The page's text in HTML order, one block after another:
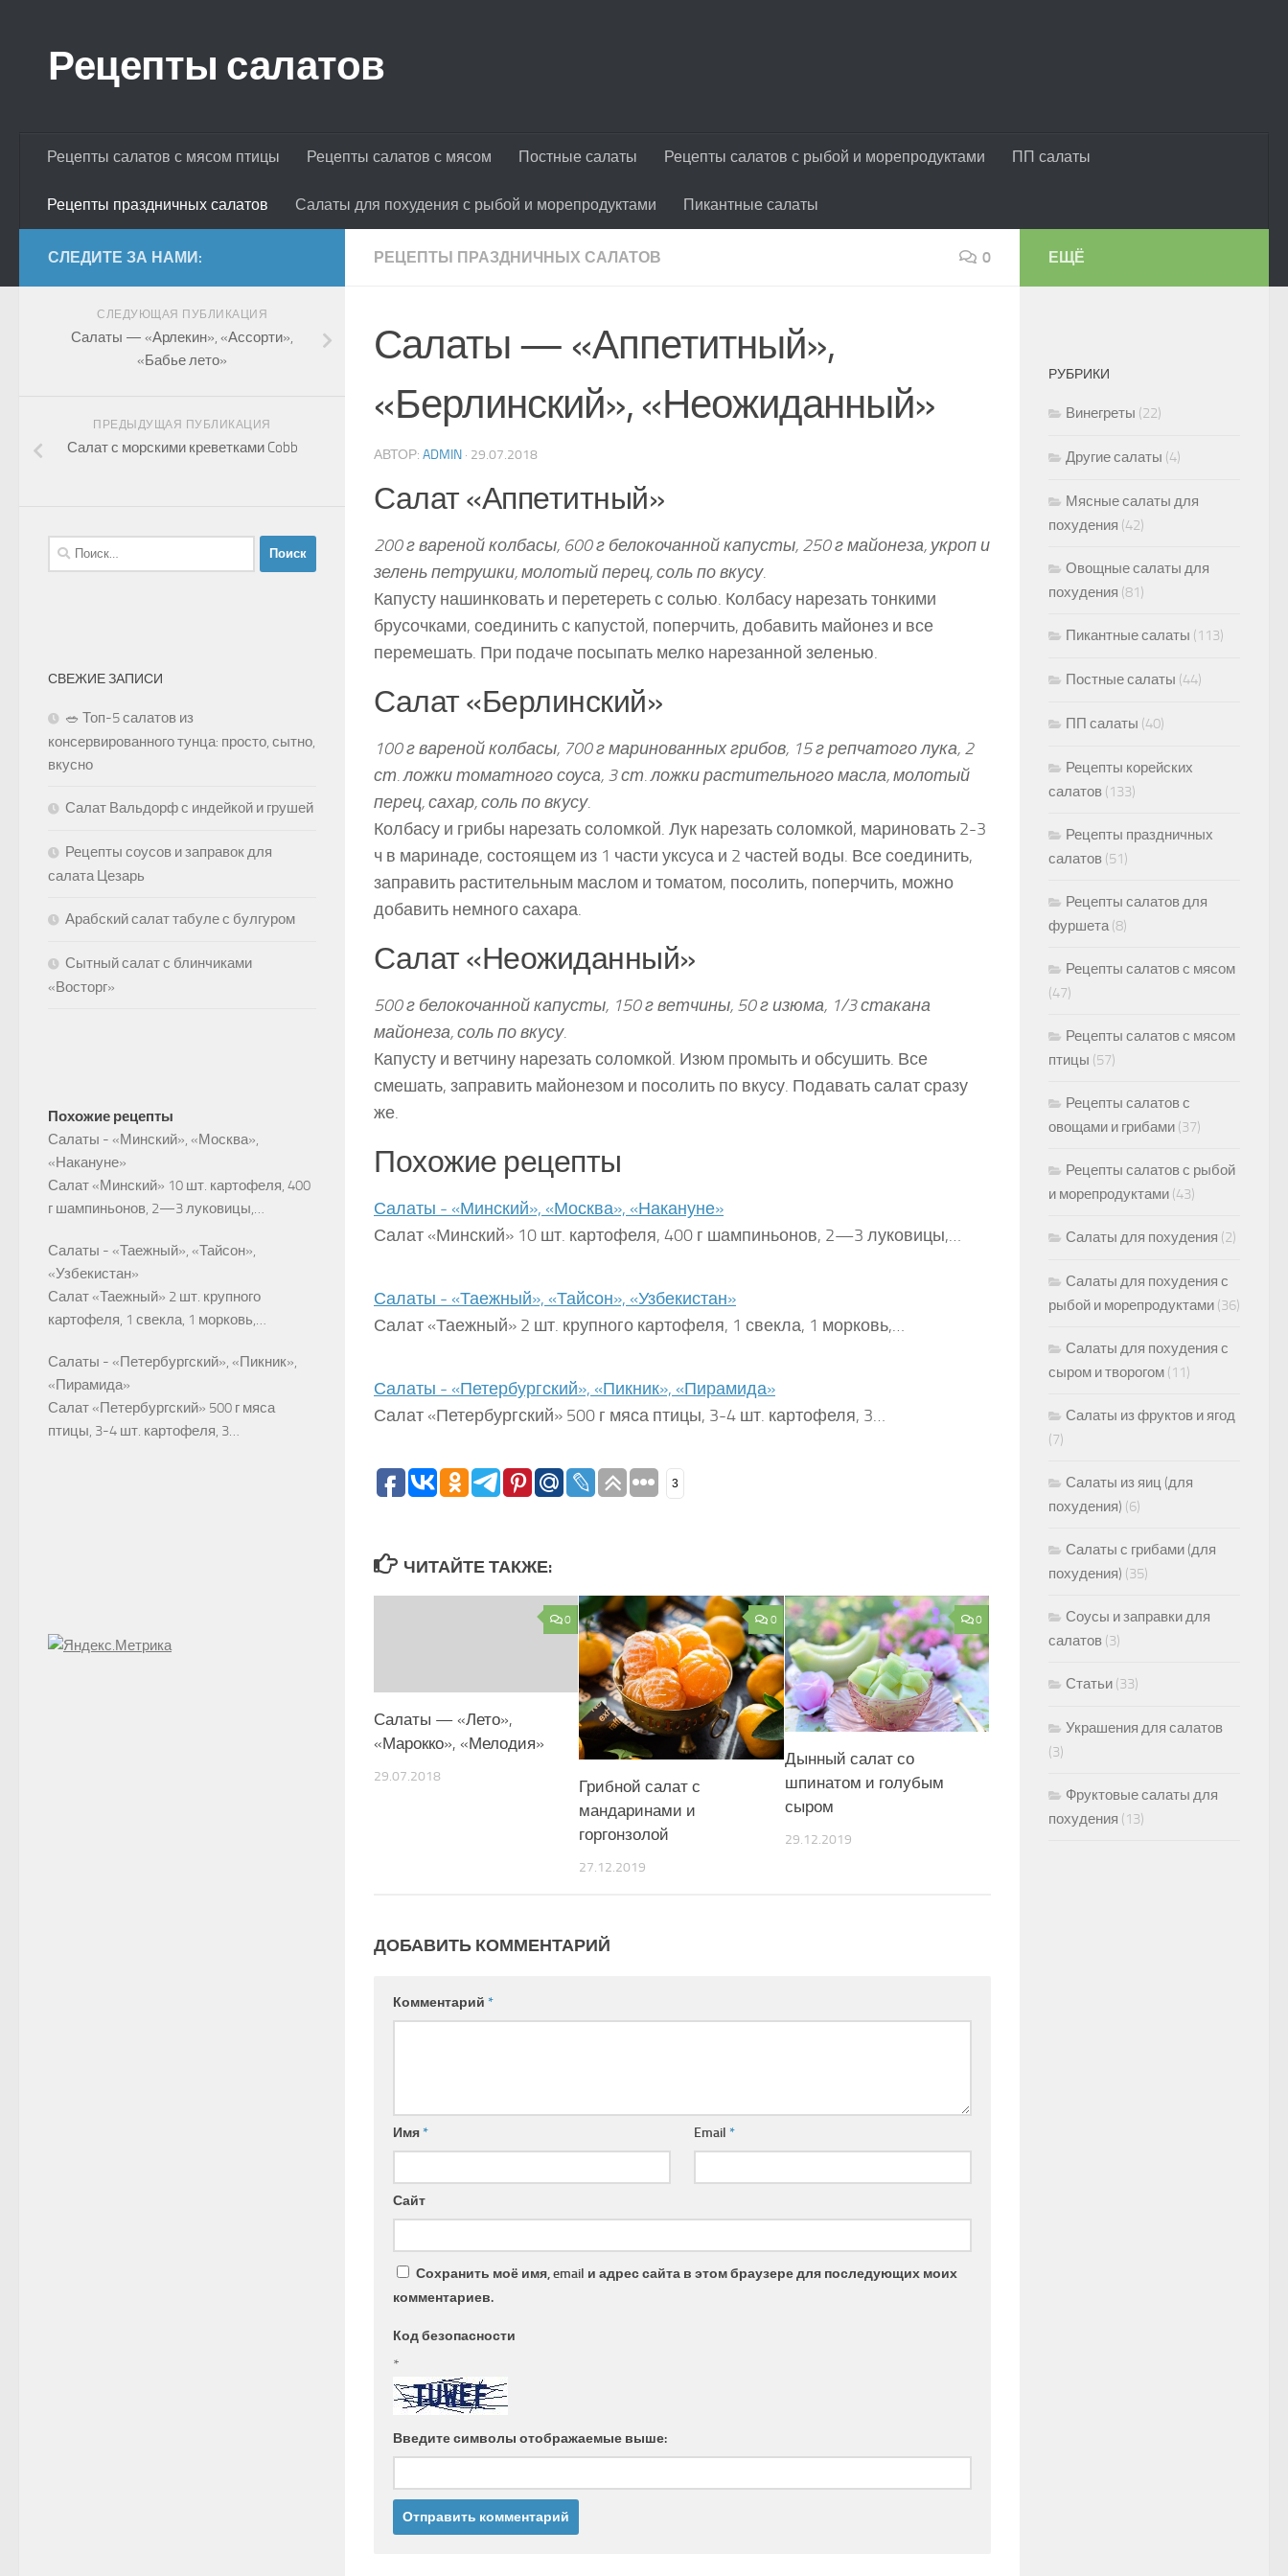
Рецепты салатов
Рецепты салатов с мясом птицы Рецепты салатов с мясом Постные салаты Рецепты салатов с рыбой и морепродуктами ПП салаты
Рецепты праздничных салатов Салаты для похудения с рыбой и морепродуктами Пикантные салаты
РЕЦЕПТЫ ПРАЗДНИЧНЫХ САЛАТОВ 0
Салаты — «Аппетитный»,
«Берлинский», «Неожиданный»
АВТОР: ADMIN · 29.07.2018
Салат «Аппетитный»
200 г вареной колбасы, 600 г белокочанной капусты, 250 г майонеза, укроп и
зелень петрушки, молотый перец, соль по вкусу.
Капусту нашинковать и перетереть с солью. Колбасу нарезать тонкими
брусочками, соединить с капустой, поперчить, добавить майонез и все
перемешать. При подаче посыпать мелко нарезанной зеленью.
Салат «Берлинский»
100 г вареной колбасы, 700 г маринованных грибов, 15 г репчатого лука, 2
ст. ложки томатного соуса, 3 ст. ложки растительного масла, молотый
перец, сахар, соль по вкусу.
Колбасу и грибы нарезать соломкой. Лук нарезать соломкой, мариновать 2-3
ч в маринаде, состоящем из 1 части уксуса и 2 частей воды. Все соединить,
заправить растительным маслом и томатом, посолить, поперчить, можно
добавить немного сахара.
Салат «Неожиданный»
500 г белокочанной капусты, 150 г ветчины, 50 г изюма, 1/3 стакана
майонеза, соль по вкусу.
Капусту и ветчину нарезать соломкой. Изюм промыть и обсушить. Все
смешать, заправить майонезом и посолить по вкусу. Подавать салат сразу
же.
Похожие рецепты
Салаты - «Минский», «Москва», «Накануне»
Салат «Минский» 10 шт. картофеля, 400 г шампиньонов, 2—3 луковицы,…
Салаты - «Таежный», «Тайсон», «Узбекистан»
Салат «Таежный» 2 шт. крупного картофеля, 1 свекла, 1 морковь,…
Салаты - «Петербургский», «Пикник», «Пирамида»
Салат «Петербургский» 500 г мяса птицы, 3-4 шт. картофеля, 3…
3
ЧИТАЙТЕ ТАКЖЕ:
0
Салаты — «Лето»,
«Марокко», «Мелодия»
29.07.2018
0
Грибной салат с
мандаринами и
горгонзолой
27.12.2019
0
Дынный салат со
шпинатом и голубым
сыром
29.12.2019
ДОБАВИТЬ КОММЕНТАРИЙ
Комментарий *
Имя* Email*
Сайт
Сохранить моё имя, email и адрес сайта в этом браузере для последующих моих
комментариев.
Код безопасности
*
Введите символы отображаемые выше:
СЛЕДИТЕ ЗА НАМИ:
СЛЕДУЮЩАЯ ПУБЛИКАЦИЯ
Салаты — «Арлекин», «Ассорти»,
«Бабье лето»
ПРЕДЫДУЩАЯ ПУБЛИКАЦИЯ
Салат с морскими креветками Cobb
Найти:
СВЕЖИЕ ЗАПИСИ
🥗 Топ-5 салатов из
консервированного тунца: просто, сытно,
вкусно
Салат Вальдорф с индейкой и грушей
Рецепты соусов и заправок для
салата Цезарь
Арабский салат табуле с булгуром
Сытный салат с блинчиками
«Восторг»
Похожие рецепты
Салаты - «Минский», «Москва»,
«Накануне»
Салат «Минский» 10 шт. картофеля, 400
г шампиньонов, 2—3 луковицы,…
Салаты - «Таежный», «Тайсон»,
«Узбекистан»
Салат «Таежный» 2 шт. крупного
картофеля, 1 свекла, 1 морковь,…
Салаты - «Петербургский», «Пикник»,
«Пирамида»
Салат «Петербургский» 500 г мяса
птицы, 3-4 шт. картофеля, 3…
ЕЩЁ
РУБРИКИ
Винегреты (22)
Другие салаты (4)
Мясные салаты для
похудения (42)
Овощные салаты для
похудения (81)
Пикантные салаты (113)
Постные салаты (44)
ПП салаты (40)
Рецепты корейских
салатов (133)
Рецепты праздничных
салатов (51)
Рецепты салатов для
фуршета(8)
Рецепты салатов с мясом
(47)
Рецепты салатов с мясом
птицы (57)
Рецепты салатов с
овощами и грибами (37)
Рецепты салатов с рыбой
и морепродуктами (43)
Салаты для похудения (2)
Салаты для похудения с
рыбой и морепродуктами (36)
Салаты для похудения с
сыром и творогом (11)
Салаты из фруктов и ягод
(7)
Салаты из яиц (для
похудения) (6)
Салаты с грибами (для
похудения) (35)
Соусы и заправки для
салатов (3)
Статьи (33)
Украшения для салатов
(3)
Фруктовые салаты для
похудения (13)